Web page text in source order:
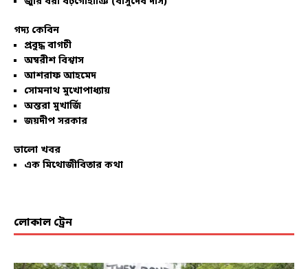
গদ্য কেবিন
প্রবুদ্ধ বাগচী
অম্বরীশ বিশ্বাস
আশরাফ আহমেদ
সোমনাথ মুখোপাধ্যায়
অন্তরা মুখার্জি
জয়দীপ সরকার
ভালো খবর
এক মিথোজীবিতার কথা
লোকাল ট্রেন